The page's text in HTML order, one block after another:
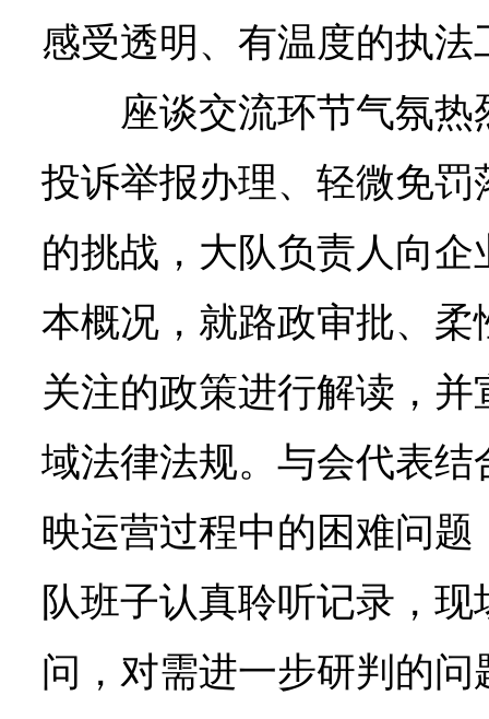
感受透明、有温度的执法
座谈交流环节气氛
投诉举报办理、轻微免
的挑战，大队负责人向
本概况，就路政审批、
关注的政策进行解读，
域法律法规。与会代表
映运营过程中的困难问
队班子认真聆听记录，
问，对需进一步研判的